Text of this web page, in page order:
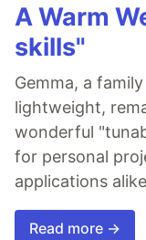
A Warm
skills"
Gemma, a
lightweight,
wonderful
for personal
applications
Read more →